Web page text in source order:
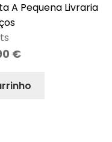
A Pequena Livraria
€